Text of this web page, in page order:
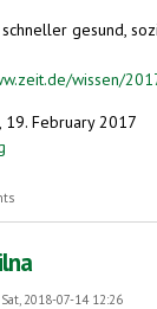
gesund,
wissen/
19. February 2017
well?
2018-07-14 12:26